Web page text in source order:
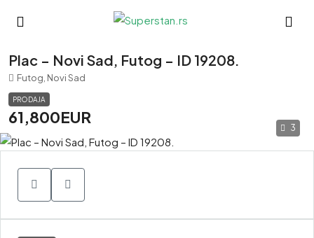
Plac – Novi Sad, Futog – ID 19208.
Futog, Novi Sad
PRODAJA
61,800EUR
3